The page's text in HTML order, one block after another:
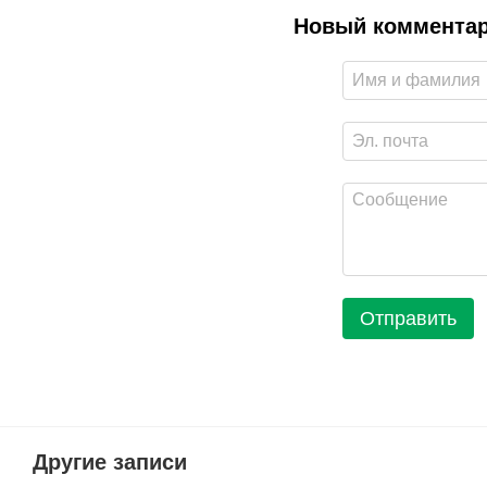
Новый
Отправить
Другие записи